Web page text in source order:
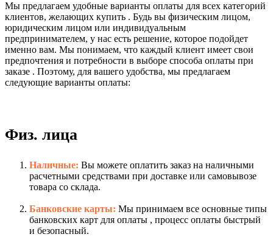
Мы предлагаем удобные варианты оплаты для всех категорий
клиентов, желающих купить . Будь вы физическим лицом,
юридическим лицом или индивидуальным
предпринимателем, у нас есть решение, которое подойдет
именно вам. Мы понимаем, что каждый клиент имеет свои
предпочтения и потребности в выборе способа оплаты при
заказе . Поэтому, для вашего удобства, мы предлагаем
следующие варианты оплаты:
Физ. лица
Наличные: Вы можете оплатить заказ на наличными
расчетными средствами при доставке или самовывозе
товара со склада.
Банковские карты: Мы принимаем все основные типы
банковских карт для оплаты , процесс оплаты быстрый
и безопасный.